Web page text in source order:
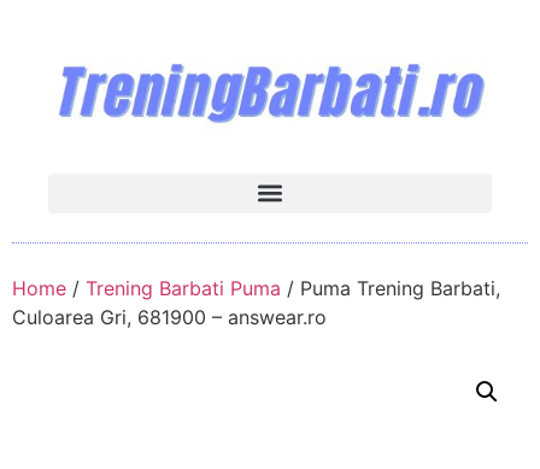
Home / Trening Barbati Puma / Puma Trening Barbati,
Culoarea Gri, 681900 – answear.ro